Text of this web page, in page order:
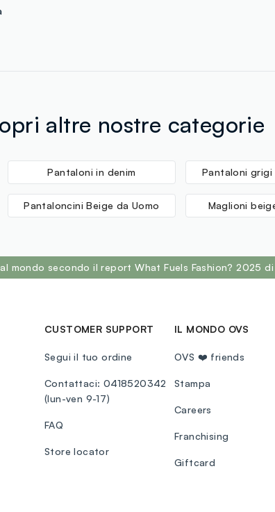
altre nostre categorie
Pantaloni in denim Pantaloni grigi
Pantaloncini Beige da Uomo Maglioni
mondo secondo il report What Fuels Fashion? 2025 di
CUSTOMER SUPPORT
Segui il tuo ordine
Contattaci: 0418520342
(lun-ven 9-17)
FAQ
Store locator
IL MONDO OVS
OVS ❤️ friends
Stampa
Careers
Franchising
Giftcard